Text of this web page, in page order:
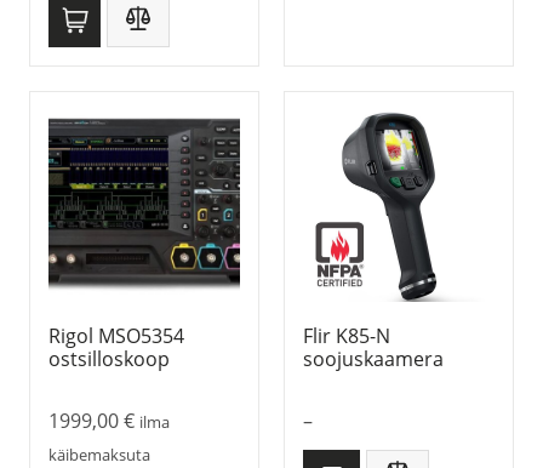
Rigol MSO5354
ostsilloskoop
1999,00€ ilma
käibemaksuta
Flir K85-N
soojuskaamera
–